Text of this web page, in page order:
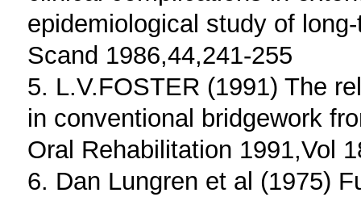
epidemiological study of
Scand 1986,44,241-255
5. L.V.FOSTER (1991) The
in conventional bridgework
Oral Rehabilitation 1991,Vol
6. Dan Lungren et al (1975)